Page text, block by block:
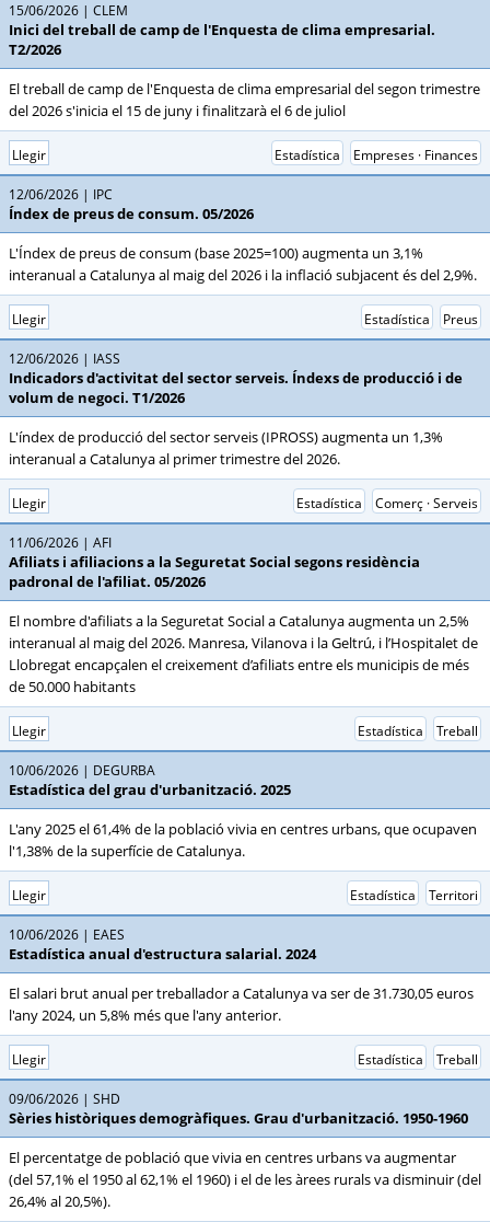
15/06/2026 CLEM
Inici del treball de camp de l'Enquesta de clima empresarial.
T2/2026
El treball de camp de l'Enquesta de clima empresarial del segon trimestre
del 2026 s'inicia el 15 de juny i finalitzarà el 6 de juliol
Llegir Empreses · Finances
Estadística
12/06/2026 IPC
Índex de preus de consum. 05/2026
L'Índex de preus de consum (base 2025=100) augmenta un 3,1%
interanual a Catalunya al maig del 2026 i la inflació subjacent és del 2,9%.
Llegir Preus
Estadística
12/06/2026 IASS
Indicadors d'activitat del sector serveis. Índexs de producció i de
volum de negoci. T1/2026
L'índex de producció del sector serveis (IPROSS) augmenta un 1,3%
interanual a Catalunya al primer trimestre del 2026.
Llegir Comerç · Serveis
Estadística
11/06/2026 AFI
Afiliats i afiliacions a la Seguretat Social segons residència
padronal de l'afiliat. 05/2026
El nombre d'afiliats a la Seguretat Social a Catalunya augmenta un 2,5%
interanual al maig del 2026. Manresa, Vilanova i la Geltrú, i l’Hospitalet de
Llobregat encapçalen el creixement d’afiliats entre els municipis de més
de 50.000 habitants
Llegir Treball
Estadística
10/06/2026 DEGURBA
Estadística del grau d'urbanització. 2025
L'any 2025 el 61,4% de la població vivia en centres urbans, que ocupaven
l'1,38% de la superfície de Catalunya.
Llegir Territori
Estadística
10/06/2026 EAES
Estadística anual d'estructura salarial. 2024
El salari brut anual per treballador a Catalunya va ser de 31.730,05 euros
l'any 2024, un 5,8% més que l'any anterior.
Llegir Treball
Estadística
09/06/2026 SHD
Sèries històriques demogràfiques. Grau d'urbanització. 1950-1960
El percentatge de població que vivia en centres urbans va augmentar
(del 57,1% el 1950 al 62,1% el 1960) i el de les àrees rurals va disminuir (del
26,4% al 20,5%).